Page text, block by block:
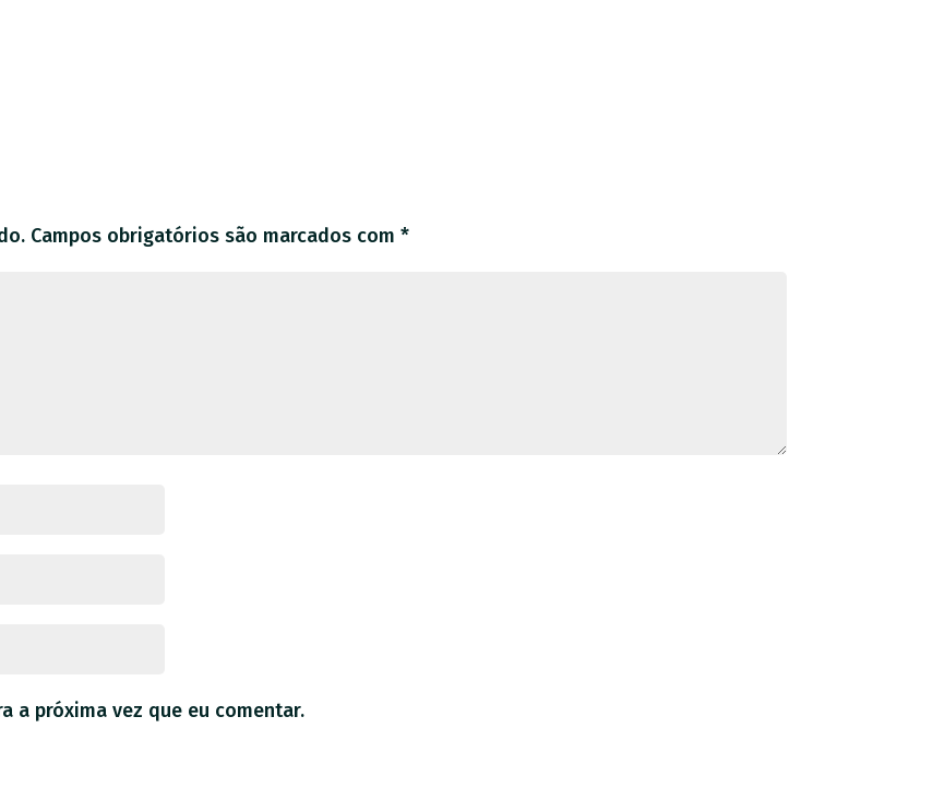
Campos obrigatórios são marcados com*
a próxima vez que eu comentar.